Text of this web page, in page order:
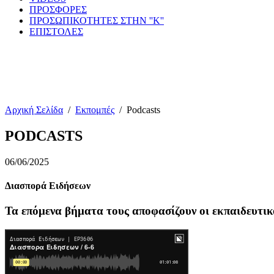
ΠΡΟΣΦΟΡΕΣ
ΠΡΟΣΩΠΙΚΟΤΗΤΕΣ ΣΤΗΝ ''Κ''
ΕΠΙΣΤΟΛΕΣ
Αρχική Σελίδα / Εκπομπές / Podcasts
PODCASTS
06/06/2025
Διασπορά Ειδήσεων
Τα επόμενα βήματα τους αποφασίζουν οι